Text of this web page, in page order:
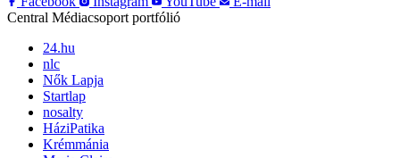
Central Médiacsoport portfólió
24.hu
nlc
Nők Lapja
Startlap
nosalty
HáziPatika
Krémmánia